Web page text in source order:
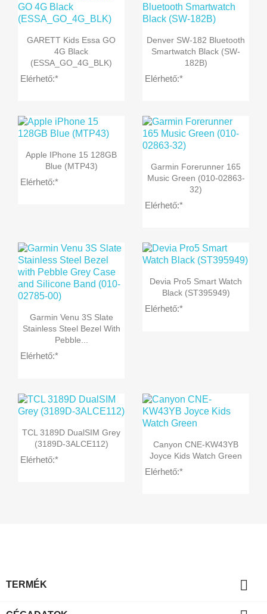
 Előnézet
GARETT Kids Essa GO
4G Black
(ESSA_GO_4G_BLK)
Elérhető:*
 Előnézet
Denver SW-182 Bluetooth
Smartwatch Black (SW-
182B)
Elérhető:*
 Előnézet
Apple IPhone 15 128GB
Blue (MTP43)
Elérhető:*
 Előnézet
Garmin Forerunner 165
Music Green (010-02863-
32)
Elérhető:*
 Előnézet
Garmin Venu 3S Slate
Stainless Steel Bezel With
Pebble...
Elérhető:*
 Előnézet
Devia Pro5 Smart Watch
Black (ST395949)
Elérhető:*
 Előnézet
TCL 3189D DualSIM Grey
(3189D-3ALCE112)
Elérhető:*
 Előnézet
Canyon CNE-KW43YB
Joyce Kids Watch Green
Elérhető:*
TERMÉK 